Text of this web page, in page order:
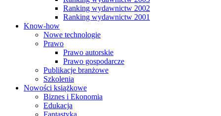
Ranking wydawnictw 2002
Ranking wydawnictw 2001
Know-how
Nowe technologie
Prawo
Prawo autorskie
Prawo gospodarcze
Publikacje branżowe
Szkolenia
Nowości książkowe
Biznes i Ekonomia
Edukacja
Fantastyka